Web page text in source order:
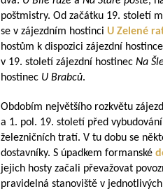
poštmistry. Od začátku 19. století
se v zájezdním hostinci U Zelené
hostům k dispozici zájezdní hostince
v 19. století zájezdní hostinec Na
hostinec U Brabců.
Obdobím největšího rozkvětu
a 1. pol. 19. století před
železničních tratí. V tu dobu se
dostavníky. S úpadkem formanské
jejich hosty začali převažovat
pravidelná stanoviště v